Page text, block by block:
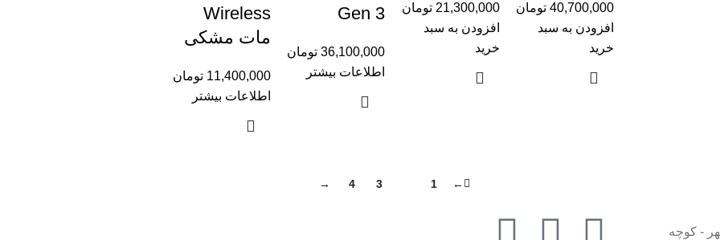
40,700,000 تومان
افزودن به سبد
خرید
21,300,000 تومان
افزودن به سبد
خرید
Gen 3
36,100,000 تومان
اطلاعات بیشتر
Wireless
مات مشکی
11,400,000 تومان
اطلاعات بیشتر
←
1
3
4
→
- کوچه